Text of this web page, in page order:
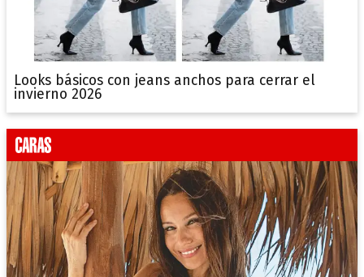
Looks básicos con jeans anchos para cerrar el
invierno 2026